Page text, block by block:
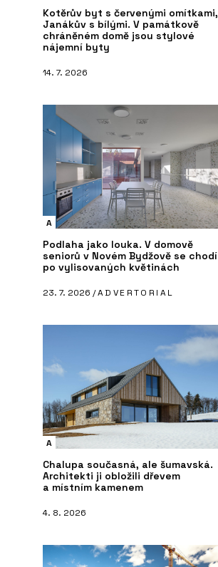
Kotěrův byt s červenými omítkami,
Janákův s bílými. V památkově
chráněném domě jsou stylové
nájemní byty
14. 7. 2026
A
Podlaha jako louka. V domově
seniorů v Novém Bydžově se chodí
po vylisovaných květinách
23. 7. 2026 /ADVERTORIAL
A
Chalupa současná, ale šumavská.
Architekti ji obložili dřevem
a místním kamenem
4. 8. 2026